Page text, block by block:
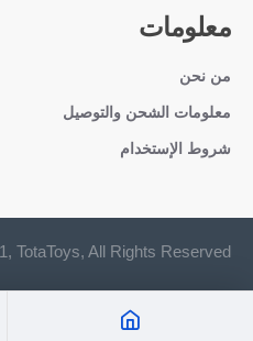
معلومات
من نحن
معلومات الشحن والتوصيل
شروط الإستخدام
TotaToys, All Rights Reserved